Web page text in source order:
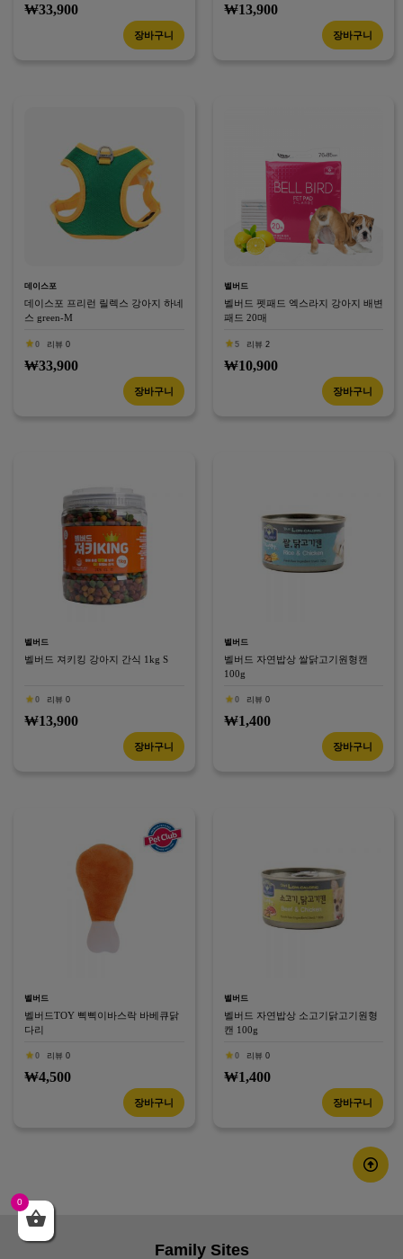
₩33,900
장바구니
₩13,900
장바구니
데이스포
데이스포 프리런 릴렉스 강아지 하네
스 green-M
0 리뷰 0
₩33,900
장바구니
벨버드
벨버드 펫패드 엑스라지 강아지 배변
패드 20매
5 리뷰 2
₩10,900
장바구니
벨버드
벨버드 져키킹 강아지 간식 1kg S
0 리뷰 0
₩13,900
장바구니
벨버드
벨버드 자연밥상 쌀닭고기원형캔
100g
0 리뷰 0
₩1,400
장바구니
벨버드
벨버드TOY 삑삑이바스락 바베큐닭
다리
0 리뷰 0
₩4,500
장바구니
벨버드
벨버드 자연밥상 소고기닭고기원형
캔 100g
0 리뷰 0
₩1,400
장바구니
Family Sites
0